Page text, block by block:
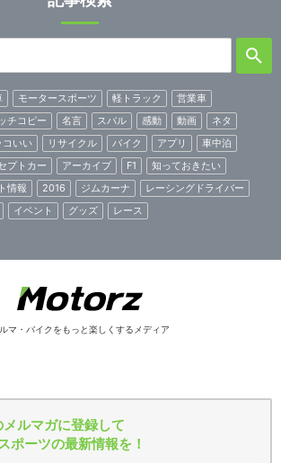
モータースポーツ 軽トラック
営業車
チコピー 名言 スバル 感動 動画
ネタ
コいい リサイクル バイク アプリ
車中泊
プトカー アーカイブ F1
知っておきたい
情報 2016 ジムカーナ
レーシングドライバー
イベント グッズ レース
マ・バイクをもっと楽しくするメディア
ルマガに登録して
ポーツの最新情報を！